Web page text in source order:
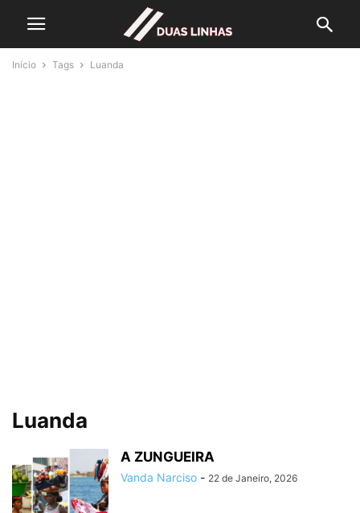
Início Tags Luanda
Luanda
A ZUNGUEIRA
Vanda Narciso - 22 de Janeiro, 2026